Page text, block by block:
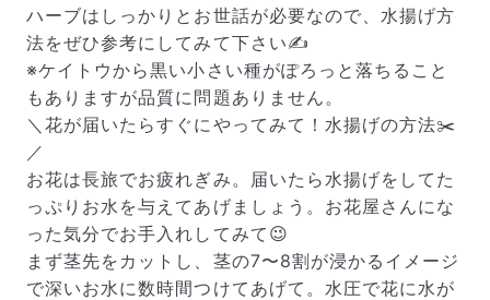
ハーブはしっかりとお世話が必要なので、水揚げ方
法をぜひ参考にしてみて下さい✍️
※ケイトウから黒い小さい種がぽろっと落ちること
もありますが品質に問題ありません。
＼花が届いたらすぐにやってみて！水揚げの方法✂️
／
お花は長旅でお疲れぎみ。届いたら水揚げをしてた
っぷりお水を与えてあげましょう。お花屋さんにな
った気分でお手入れしてみて😉
まず茎先をカットし、茎の7〜8割が浸かるイメージ
で深いお水に数時間つけてあげて。水圧で花に水が